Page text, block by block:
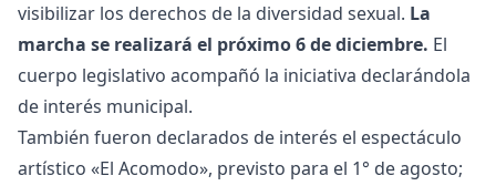
visibilizar los derechos de la diversidad sexual. La
marcha se realizará el próximo 6 de diciembre. El
cuerpo legislativo acompañó la iniciativa declarándola
de interés municipal.
También fueron declarados de interés el espectáculo
artístico «El Acomodo», previsto para el 1° de agosto;